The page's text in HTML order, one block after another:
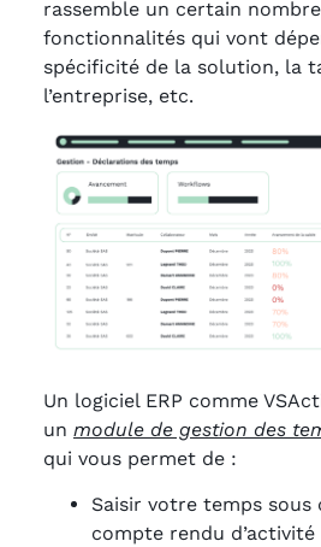
rassemble un certain
fonctionnalités qui vont
spécificité de la solution, la
l’entreprise, etc.
Un logiciel ERP comme
un module de gestion des
qui vous permet de :
Saisir votre temps sous
compte rendu